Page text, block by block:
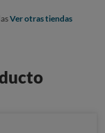
Ver otras tiendas